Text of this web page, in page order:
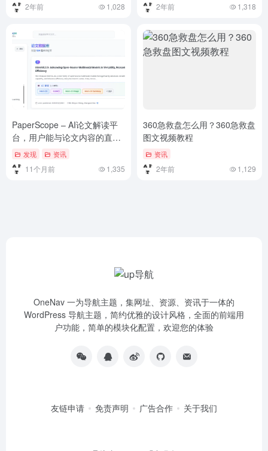
618最香的三款高端手机，好
2年前 1,028 2年前 1,318
PaperScope – AI论文解读平
台，用户能与论文内容的直接
对话发现 资讯
11个月前 1,335
360急救盘怎么用？360急救盘
图文视频教程
资讯
2年前 1,129
OneNav 一为导航主题，集网址、资源、资讯于一体的
WordPress 导航主题，简约优雅的设计风格，全面的前端用
户功能，简单的模块化配置，欢迎您的体验
友链申请 免责声明 广告合作 关于我们